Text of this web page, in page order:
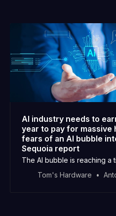
AI industry needs to
year to pay for
fears of an AI bubble
Sequoia report
The AI bubble is reaching a
Tom's Hardware